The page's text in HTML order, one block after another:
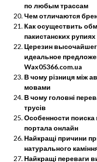
по любым трассам
Чем отличаются
Как осуществить
пакистанских рупиях
Церезин
идеальное
Wax05366.com.ua
В чому різниця між
мовами
В чому головні
трусів
Особенности
портала онлайн
Найкращі причини
натурального
Найкращі переваги